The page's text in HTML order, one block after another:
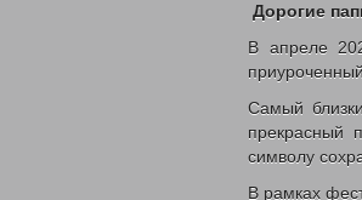
Государственные
Отдел по
Выдача
Дорогие
В апреле
Самый
прекрасный
символу
В рамках